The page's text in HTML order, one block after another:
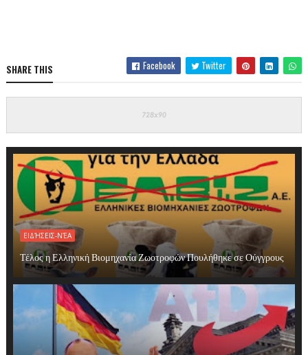
SHARE THIS Facebook Twitter
ΕΙΔΉΣΕΙΣ-ΝΈΑ
Τέλος η Ελληνική Βιομηχανία Ζωοτροφών Πουλήθηκε σε Ούγγρους